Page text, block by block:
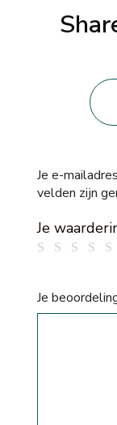
Je e-
velden zijn
Je
Je